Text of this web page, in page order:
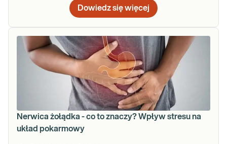
Dowiedz się więcej
Nerwica żołądka - co to znaczy? Wpływ stresu na
układ pokarmowy